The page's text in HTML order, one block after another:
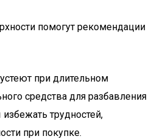
помогут рекомендации
при длительном
средства для разбавления
трудностей,
при покупке.